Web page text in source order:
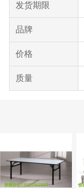
发货期限
品牌
价格
质量